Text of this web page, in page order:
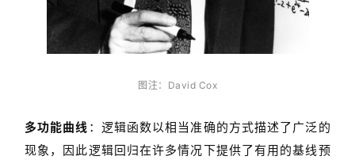
工
智
图注：David Cox
多功能曲线 ：逻辑函数以相当准确的方式描述了广泛的
现象，因此逻辑回归在许多情况下提供了有用的基线预